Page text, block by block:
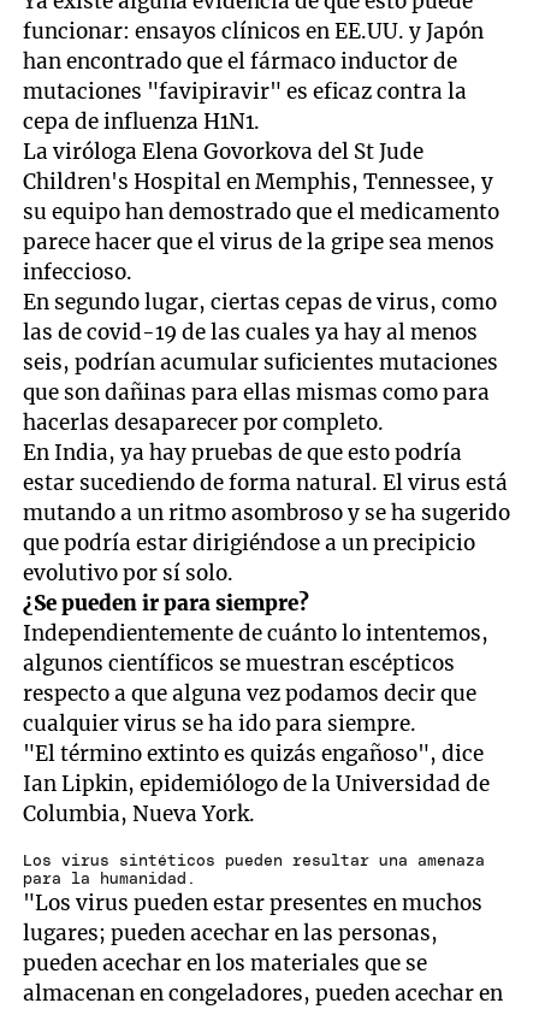
funcionar: ensayos clínicos en EE.UU. y Japón
han encontrado que el fármaco inductor de
mutaciones "favipiravir" es eficaz contra la
cepa de influenza H1N1.
La viróloga Elena Govorkova del St Jude
Children's Hospital en Memphis, Tennessee, y
su equipo han demostrado que el medicamento
parece hacer que el virus de la gripe sea menos
infeccioso.
En segundo lugar, ciertas cepas de virus, como
las de covid-19 de las cuales ya hay al menos
seis, podrían acumular suficientes mutaciones
que son dañinas para ellas mismas como para
hacerlas desaparecer por completo.
En India, ya hay pruebas de que esto podría
estar sucediendo de forma natural. El virus está
mutando a un ritmo asombroso y se ha sugerido
que podría estar dirigiéndose a un precipicio
evolutivo por sí solo.
¿Se pueden ir para siempre?
Independientemente de cuánto lo intentemos,
algunos científicos se muestran escépticos
respecto a que alguna vez podamos decir que
cualquier virus se ha ido para siempre.
"El término extinto es quizás engañoso", dice
Ian Lipkin, epidemiólogo de la Universidad de
Columbia, Nueva York.
Los virus sintéticos pueden resultar una amenaza
para la humanidad.
"Los virus pueden estar presentes en muchos
lugares; pueden acechar en las personas,
pueden acechar en los materiales que se
almacenan en congeladores, pueden acechar en